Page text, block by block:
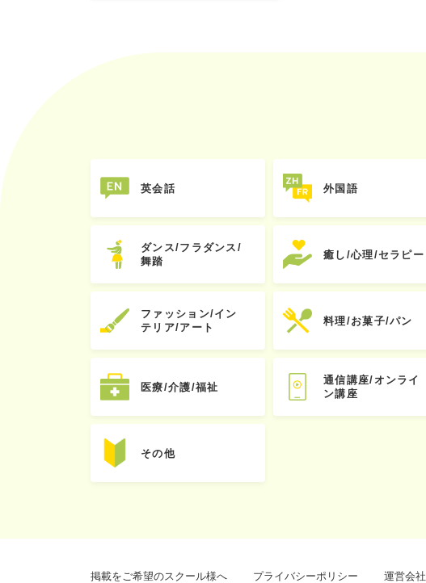
英会話 外国語
ダンス/フラダンス/
舞踏
癒し/心理/セラピー
ファッション/イン
テリア/アート
料理/お菓子/パン
医療/介護/福祉
通信講座/オンライ
ン講座
その他
掲載をご希望のスクール様へ プライバシーポリシー 運営会社